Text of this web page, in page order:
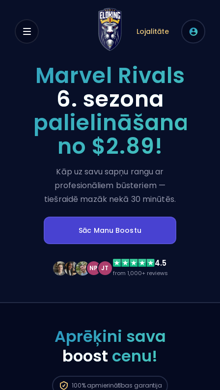
Lojalitāte
Marvel Rivals
6. sezona
palielināšana
no $2.89!
Kāp uz savu sapņu rangu ar
profesionāliem būsteriem —
tiešraidē mazāk nekā 30 minūtēs.
Sāc Manu Boostu
NP JT 4.5
from 1,000+ reviews
Aprēķini sava
boost cenu!
100%apmierinātības garantija